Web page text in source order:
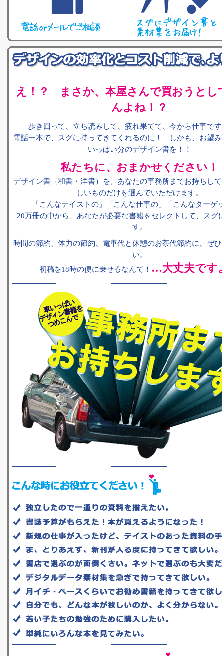
え！？ まさか、本屋さんで買おうとし
んよね！？
歩き回って、立ち読みして、疲れ果てて、今から仕事で
電話一本で、スグに持ってきてくれるのに！ しかも、お望
いっぱい分のデザイン書を！！
私たちに、おまかせください！
デザイン書（和書・洋書）を、あなたの事務所までお持ちし
しいものだけを選んでいただけます。
「こんなテイストの」「こんな仕事の」「こんなターゲ
20万冊の中から、あなたが必要な書籍をセレクトして、スグ
す。
時間の節約、体力の節約、電車代と休憩のお茶代節約に、ぜ
い。
初稿を18時の便に乗せるなんて！ …大丈夫です